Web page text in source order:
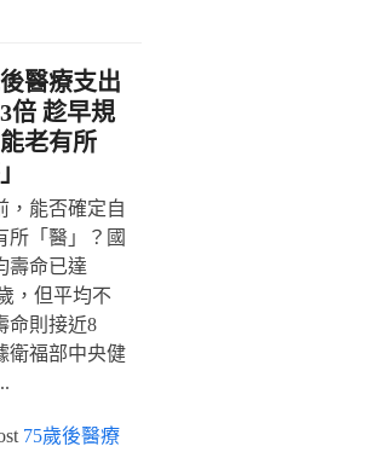
醫療支出
倍 趁早規
老有所
，能否確定自
所「醫」？國
壽命已達
，但平均不
命則接近8
衛福部中央健
75歲後醫療